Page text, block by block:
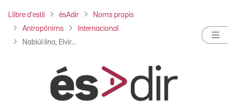
Llibre d'estil ésAdir Noms propis
Antropònims Internacional
Nabiúl·lina, Elvir...